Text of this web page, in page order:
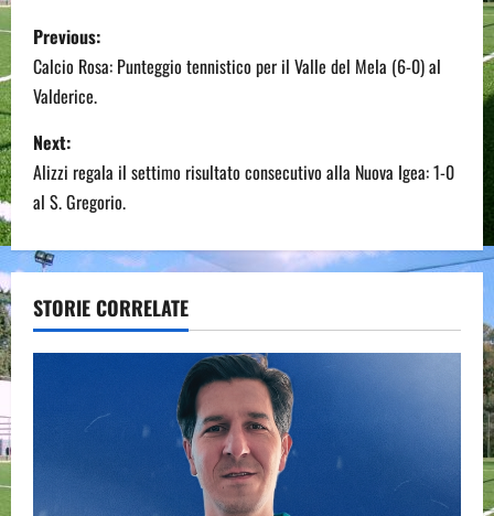
P
o
s
t
n
a
v
i
Previous:
Calcio Rosa: Punteggio tennistico per il Valle del Mela (6-0) al
Valderice.
Next:
Alizzi regala il settimo risultato consecutivo alla Nuova Igea: 1-0
al S. Gregorio.
STORIE CORRELATE